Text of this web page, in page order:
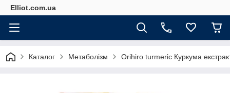
Elliot.com.ua
Каталог Метаболізм Orihiro turmeric Куркума